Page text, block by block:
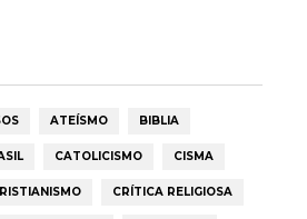
ATEÍSMO BIBLIA
CATOLICISMO CISMA
CRÍTICA RELIGIOSA